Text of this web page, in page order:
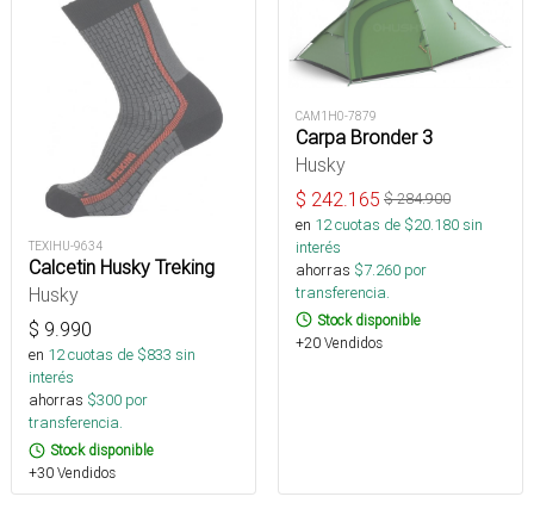
TEXIHU-9634
Calcetin Husky Treking
Husky
$ 9.990
en 12cuotas de $833 sin
interés
ahorras $300 por
transferencia.
Stock disponible
+30 Vendidos
CAM1H0-7879
Carpa Bronder 3
Husky
$ 242.165 $284.900
en 12cuotas de $20.180sin
interés
ahorras $7.260 por
transferencia.
Stock disponible
+20 Vendidos